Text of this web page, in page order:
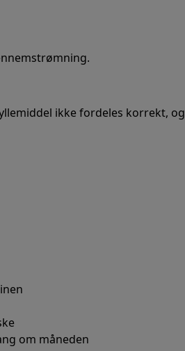
ikke fordeles korrekt, og
om måneden